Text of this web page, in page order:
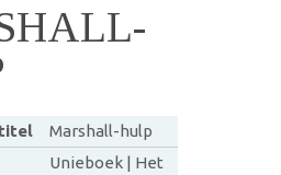
Marshall-hulp
Unieboek | Het